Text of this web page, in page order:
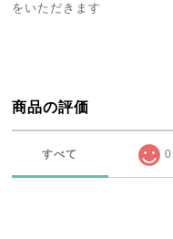
をいただきます
商品の評価
すべて 0